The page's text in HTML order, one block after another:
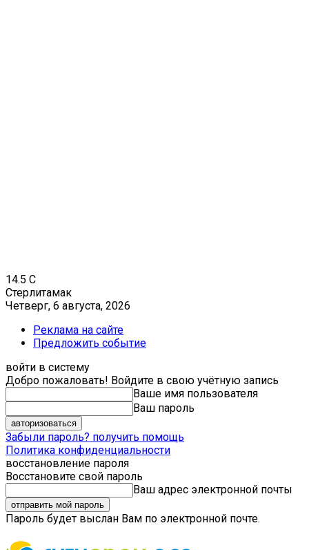
14.5 C
Стерлитамак
Четверг, 6 августа, 2026
Реклама на сайте
Предложить событие
войти в систему
Добро пожаловать! Войдите в свою учётную запись
Ваше имя пользователя
Ваш пароль
Забыли пароль? получить помощь
Политика конфиденциальности
восстановление пароля
Восстановите свой пароль
Ваш адрес электронной почты
Пароль будет выслан Вам по электронной почте.